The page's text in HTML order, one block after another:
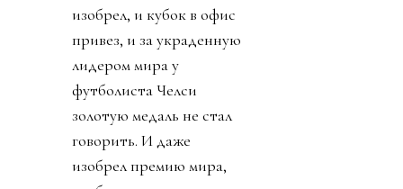
изобрел, и кубок в офис
привез, и за украденную
лидером мира у
футболиста Челси
золотую медаль не стал
говорить. И даже
изобрел премию мира,